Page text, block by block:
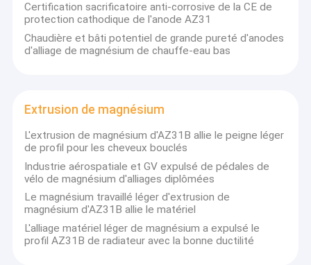
Certification sacrificatoire anti-corrosive de la CE de
protection cathodique de l'anode AZ31
Chaudière et bâti potentiel de grande pureté d'anodes
d'alliage de magnésium de chauffe-eau bas
Extrusion de magnésium
L'extrusion de magnésium d'AZ31B allie le peigne léger
de profil pour les cheveux bouclés
Industrie aérospatiale et GV expulsé de pédales de
vélo de magnésium d'alliages diplômées
Le magnésium travaillé léger d'extrusion de
magnésium d'AZ31B allie le matériel
L'alliage matériel léger de magnésium a expulsé le
profil AZ31B de radiateur avec la bonne ductilité